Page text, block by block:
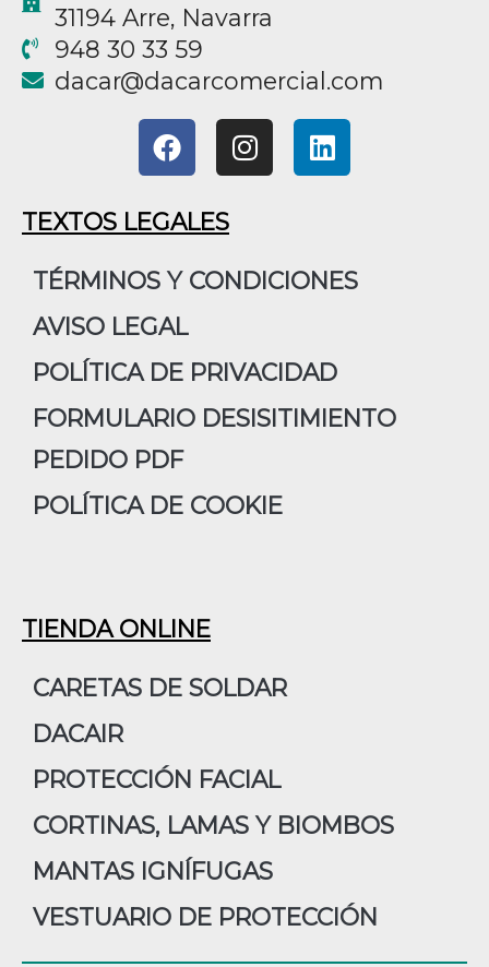
31194 Arre, Navarra
948 30 33 59
moc.laicremocracad
@racad
F
a
e
b
o
k
I
n
g
m
L
i
d
TEXTOS LEGALES
TÉRMINOS Y CONDICIONES
AVISO LEGAL
POLÍTICA DE PRIVACIDAD
FORMULARIO DESISITIMIENTO
PEDIDO PDF
POLÍTICA DE COOKIE
TIENDA ONLINE
CARETAS DE SOLDAR
DACAIR
PROTECCIÓN FACIAL
CORTINAS, LAMAS Y BIOMBOS
MANTAS IGNÍFUGAS
VESTUARIO DE PROTECCIÓN